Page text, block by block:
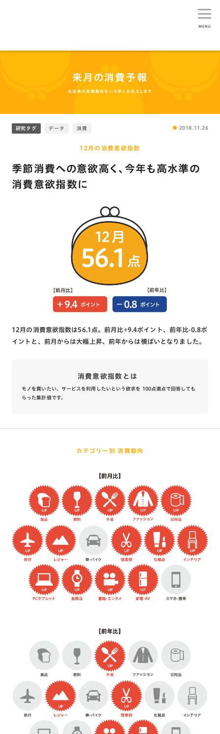
来月の消費予報
生活者の消費動向をいち早くお伝えします
研究タグ データ 消費 2018.11.26
12月の消費意欲指数
季節消費への意欲高く､今年も高水準の
消費意欲指数に
12月の消費意欲指数は56.1点。前月比+9.4ポイント、前年比-0.8ポ
イントと、前月からは大幅上昇、前年からは横ばいとなりました。
消費意欲指数とは
モノを買いたい、サービスを利用したいという欲求を 100点満点で回答しても
らった集計値です。
カテゴリー別 消費動向